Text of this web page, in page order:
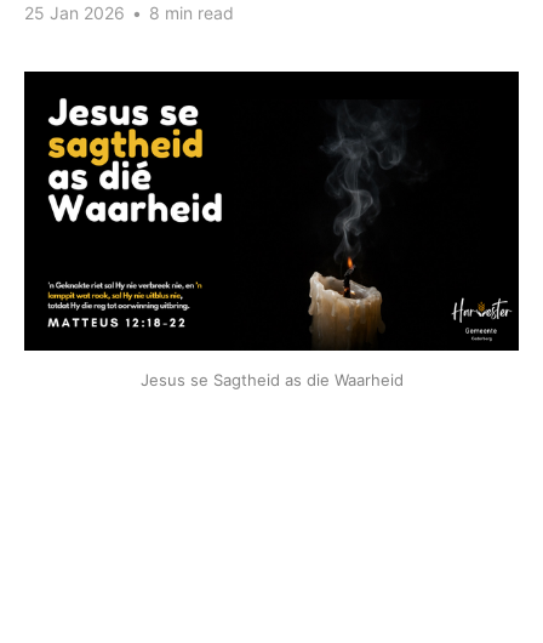
25 Jan 2026 • 8 min read
Jesus se Sagtheid as die Waarheid